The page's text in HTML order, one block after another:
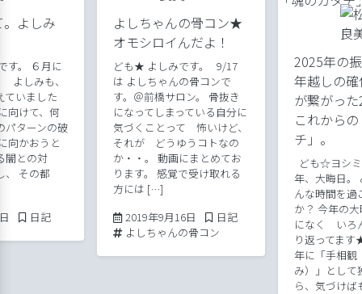
よしみ
す。 ６月に
よしみも、
ていました
向けて、何
パターンの破
向かおうと
闇との対
、 その都
2019年6月22日
Posted in
日記
よしちゃんの骨コン★
オモシロイんだよ！
ども★ よしみです。 9/17
は よしちゃんの骨コンで
す。＠前橋サロン。 骨抜き
になってしまっている自分に
気づくことって 怖いけど、
それが どうゆうコトなの
か・・。 動画にまとめてお
ります。 感覚で受け取れる
方には […]
2019年9月16日 2019年9月16日
Posted in
日記
Tags:
よしちゃんの骨コン
2025年の
年越しの
が繋がっ
これから
チ」。
ども☆ヨシ
年、大晦日。
んな時間を過
か？ 今年の
になく いろ
り返ってま
年に「手相観
み）」として
ら、気づけ